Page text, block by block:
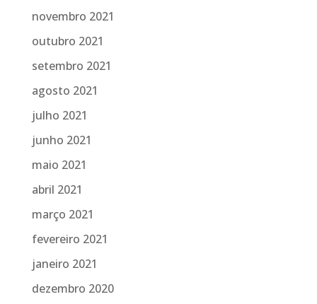
novembro 2021
outubro 2021
setembro 2021
agosto 2021
julho 2021
junho 2021
maio 2021
abril 2021
março 2021
fevereiro 2021
janeiro 2021
dezembro 2020